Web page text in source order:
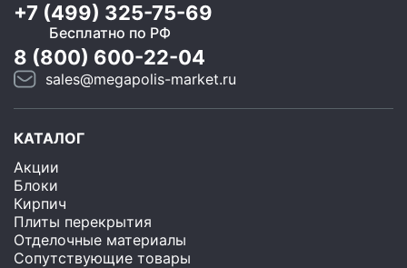
+7 (499) 325-75-69
Бесплатно по РФ
8 (800) 600-22-04
sales@megapolis-market.ru
КАТАЛОГ
Акции
Блоки
Кирпич
Плиты перекрытия
Отделочные материалы
Сопутствующие товары